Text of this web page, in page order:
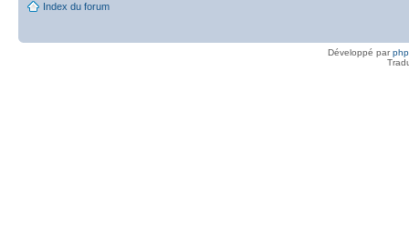
Index du forum
Développé par